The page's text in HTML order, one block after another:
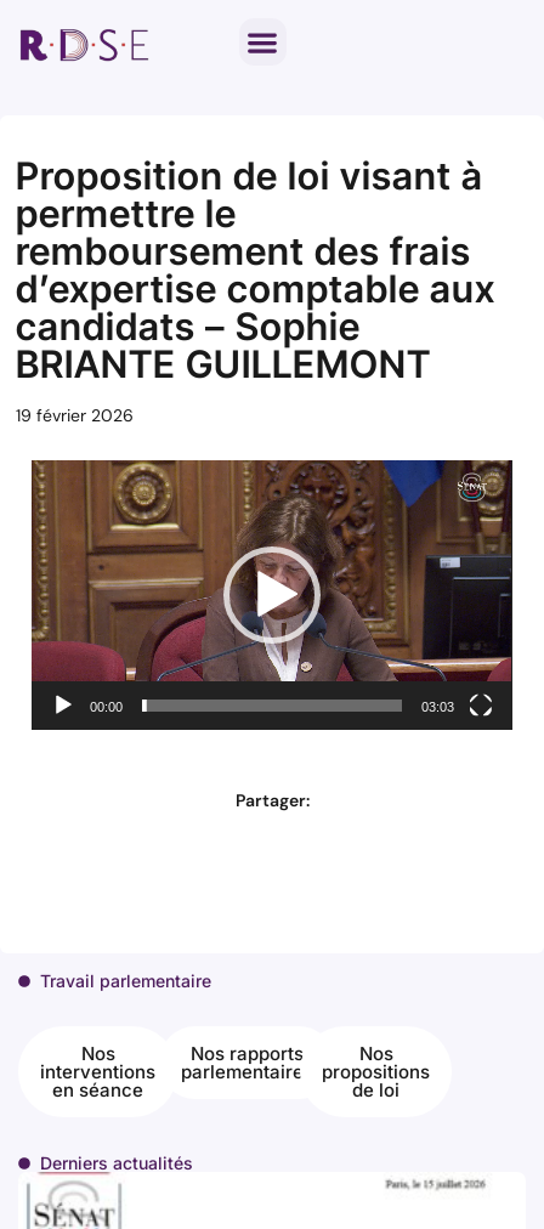
Proposition de loi visant à
permettre le
remboursement des frais
d’expertise comptable aux
candidats – Sophie
BRIANTE GUILLEMONT
19 février 2026
Lecteur
vidéo
00:00 03:03
Partager:
Travail parlementaire
Nos
interventions
en séance
Nos rapports
parlementaires
Nos
propositions
de loi
Derniers actualités